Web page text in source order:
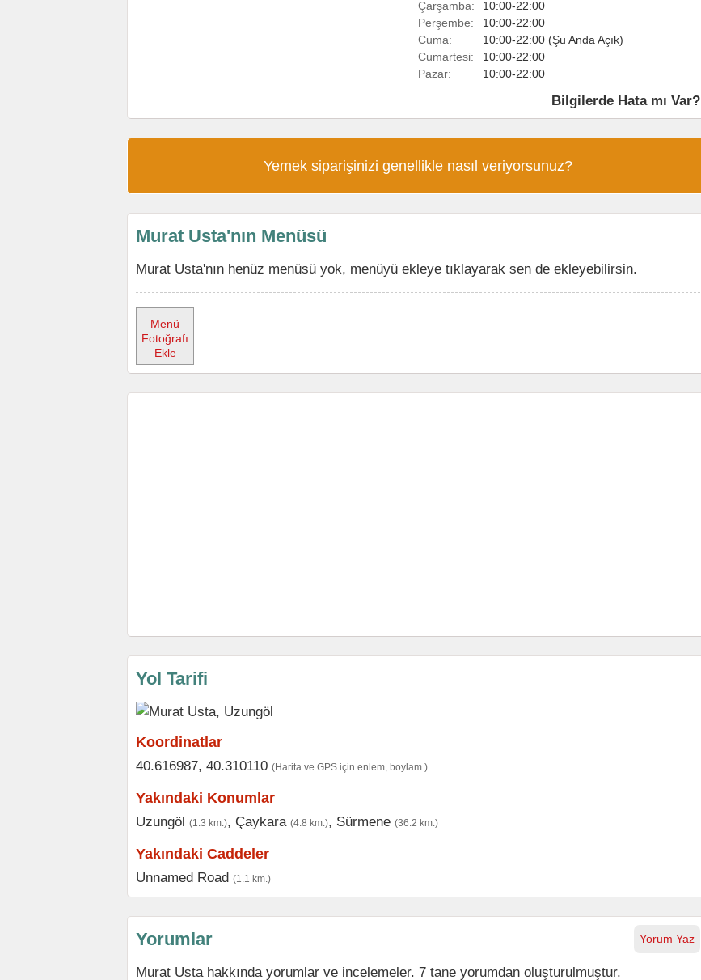
Çarşamba:
10:00-22:00
Perşembe:
10:00-22:00
Cuma:
10:00-22:00 (Şu Anda Açık)
Cumartesi:
10:00-22:00
Pazar:
10:00-22:00
Bilgilerde Hata mı Var?
Yemek siparişinizi genellikle nasıl veriyorsunuz?
Murat Usta'nın Menüsü
Murat Usta'nın henüz menüsü yok, menüyü ekleye tıklayarak sen de ekleyebilirsin.
Menü
Fotoğrafı
Ekle
Yol Tarifi
Koordinatlar
40.616987, 40.310110 (Harita ve GPS için enlem, boylam.)
Yakındaki Konumlar
Uzungöl (1.3 km.), Çaykara (4.8 km.), Sürmene (36.2 km.)
Yakındaki Caddeler
Unnamed Road (1.1 km.)
Yorum Yaz
Yorumlar
Murat Usta hakkında yorumlar ve incelemeler. 7 tane yorumdan oluşturulmuştur.